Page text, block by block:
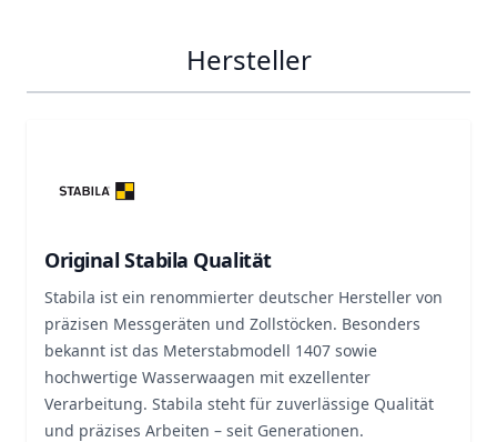
Hersteller
Original Stabila Qualität
Stabila ist ein renommierter deutscher Hersteller von
präzisen Messgeräten und Zollstöcken. Besonders
bekannt ist das Meterstabmodell 1407 sowie
hochwertige Wasserwaagen mit exzellenter
Verarbeitung. Stabila steht für zuverlässige Qualität
und präzises Arbeiten – seit Generationen.